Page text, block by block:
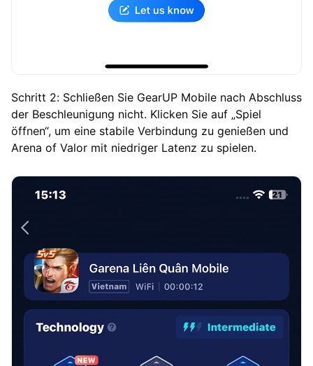
Schritt 2: Schließen Sie GearUP Mobile nach Abschluss
der Beschleunigung nicht. Klicken Sie auf „Spiel
öffnen“, um eine stabile Verbindung zu genießen und
Arena of Valor mit niedriger Latenz zu spielen.